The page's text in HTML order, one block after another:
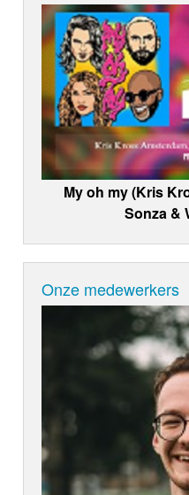
My oh my (Kris
Sonza &
Onze medewerkers